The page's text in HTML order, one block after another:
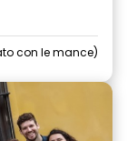
con le mance